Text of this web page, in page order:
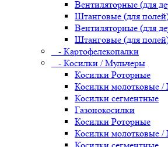
Вентиляторные (для
Штанговые (для
Вентиляторные (для
Штанговые (для
- Картофелекопалки
- Косилки / Мульчеры
Косилки Роторные
Косилки молотковые /
Косилки сегментные
Газонокосилки
Косилки Роторные
Косилки молотковые /